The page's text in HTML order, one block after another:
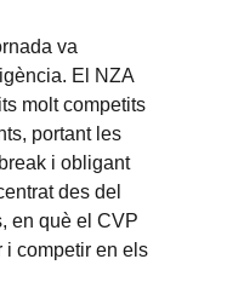
va
El NZA
molt competits
portant les
i obligant
des del
en què el CVP
i competir en els